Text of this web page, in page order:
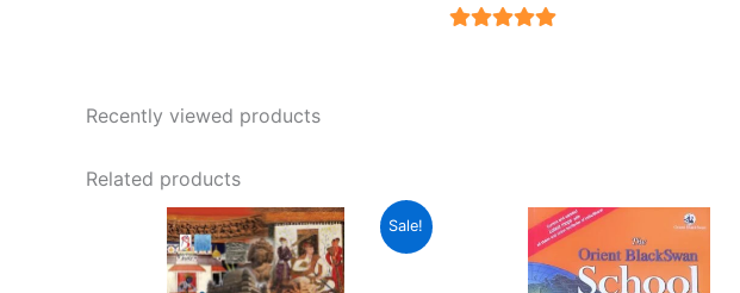
Recently viewed products
Related products
Sale!
Original
price
was:
₹385.00.
Current
price
is:
₹299.00.
price
was:
₹475.00.
is: